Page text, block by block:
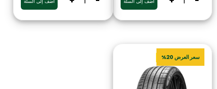
سعر العرض 20%